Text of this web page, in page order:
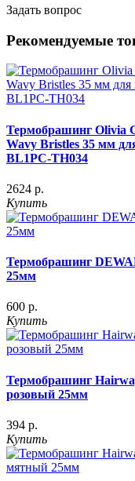
Задать вопрос
Рекомендуемые
Термобрашинг Olivia
Wavy Bristles 35 мм
BL1PC-TH034
2624 р.
Купить
Термобрашинг
25мм
600 р.
Купить
Термобрашинг
розовый 25мм
394 р.
Купить